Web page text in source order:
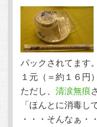
ン
ツ
へ
移
動
ツ
へ
移
動
パックされてます
１元（＝約１６円
ただし、清涙無痕
「ほんとに消毒
・・・そんなぁ・